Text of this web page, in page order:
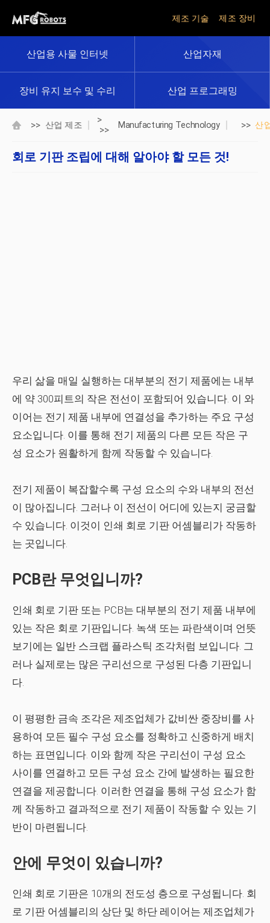
제조 기술 제조 장비
산업용 사물 인터넷 산업자재
장비 유지 보수 및 수리 산업 프로그래밍
>> 산업 제조
>
>>
Manufacturing Technology >> 산
회로 기판 조립에 대해 알아야 할 모든 것!
우리 삶을 매일 실행하는 대부분의 전기 제품에는 내부
에 약 300피트의 작은 전선이 포함되어 있습니다. 이 와
이어는 전기 제품 내부에 연결성을 추가하는 주요 구성
요소입니다. 이를 통해 전기 제품의 다른 모든 작은 구
성 요소가 원활하게 함께 작동할 수 있습니다.
전기 제품이 복잡할수록 구성 요소의 수와 내부의 전선
이 많아집니다. 그러나 이 전선이 어디에 있는지 궁금할
수 있습니다. 이것이 인쇄 회로 기판 어셈블리가 작동하
는 곳입니다.
PCB란 무엇입니까?
인쇄 회로 기판 또는 PCB는 대부분의 전기 제품 내부에
있는 작은 회로 기판입니다. 녹색 또는 파란색이며 언뜻
보기에는 일반 스크랩 플라스틱 조각처럼 보입니다. 그
러나 실제로는 많은 구리선으로 구성된 다층 기판입니
다.
이 평평한 금속 조각은 제조업체가 값비싼 중장비를 사
용하여 모든 필수 구성 요소를 정확하고 신중하게 배치
하는 표면입니다. 이와 함께 작은 구리선이 구성 요소
사이를 연결하고 모든 구성 요소 간에 발생하는 필요한
연결을 제공합니다. 이러한 연결을 통해 구성 요소가 함
께 작동하고 결과적으로 전기 제품이 작동할 수 있는 기
반이 마련됩니다.
안에 무엇이 있습니까?
인쇄 회로 기판은 10개의 전도성 층으로 구성됩니다. 회
로 기판 어셈블리의 상단 및 하단 레이어는 제조업체가